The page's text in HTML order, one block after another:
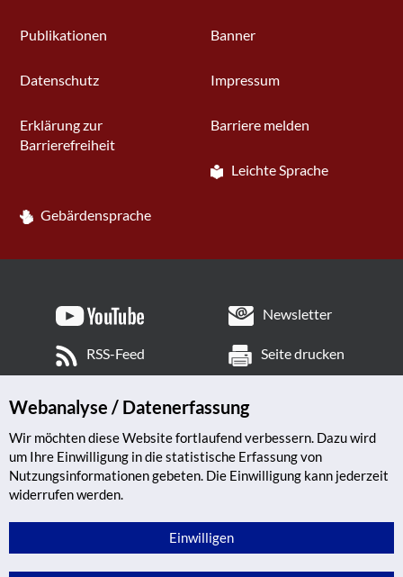
Publikationen Banner
Datenschutz Impressum
Erklärung zur
Barrierefreiheit
Barriere melden
Leichte Sprache
Gebärdensprache
Newsletter
RSS-Feed Seite drucken
Webanalyse / Datenerfassung
Wir möchten diese Website fortlaufend verbessern. Dazu wird
um Ihre Einwilligung in die statistische Erfassung von
Nutzungsinformationen gebeten. Die Einwilligung kann jederzeit
widerrufen werden.
Einwilligen